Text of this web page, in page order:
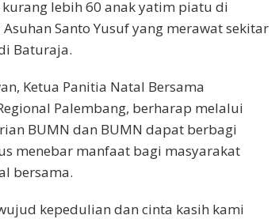
lebih 60 anak yatim piatu di
Santo Yusuf yang merawat sekitar
Baturaja.
Ketua Panitia Natal Bersama
Palembang, berharap melalui
BUMN dan BUMN dapat berbagi
menebar manfaat bagi masyarakat
bersama.
kepedulian dan cinta kasih kami